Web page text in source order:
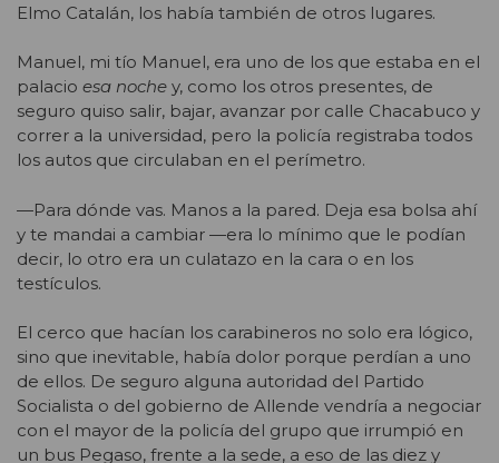
Elmo Catalán, los había también de otros lugares.
Manuel, mi tío Manuel, era uno de los que estaba en el
palacio esa noche y, como los otros presentes, de
seguro quiso salir, bajar, avanzar por calle Chacabuco y
correr a la universidad, pero la policía registraba todos
los autos que circulaban en el perímetro.
—Para dónde vas. Manos a la pared. Deja esa bolsa ahí
y te mandai a cambiar —era lo mínimo que le podían
decir, lo otro era un culatazo en la cara o en los
testículos.
El cerco que hacían los carabineros no solo era lógico,
sino que inevitable, había dolor porque perdían a uno
de ellos. De seguro alguna autoridad del Partido
Socialista o del gobierno de Allende vendría a negociar
con el mayor de la policía del grupo que irrumpió en
un bus Pegaso, frente a la sede, a eso de las diez y